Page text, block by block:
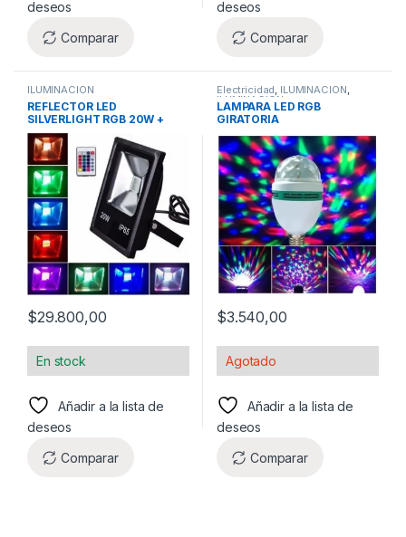
deseos
Comparar
deseos
Comparar
ILUMINACION
REFLECTOR LED
SILVERLIGHT RGB 20W +
CONTROL
$29.800,00
En stock
Añadir a la lista de
deseos
Comparar
Electricidad, ILUMINACIÓN,
ILUMINACION
LAMPARA LED RGB
GIRATORIA
$3.540,00
Agotado
Añadir a la lista de
deseos
Comparar